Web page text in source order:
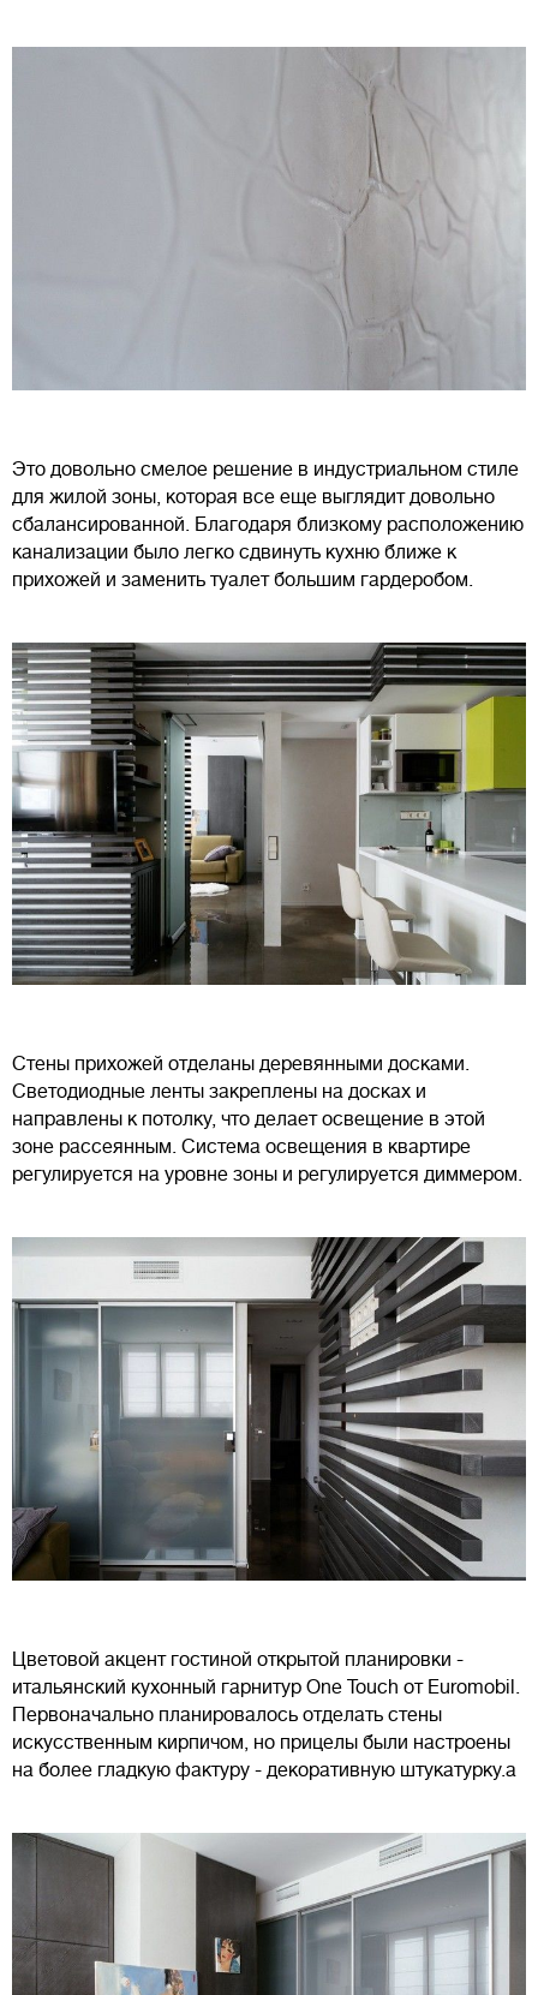
Это довольно смелое решение в индустриальном стиле
для жилой зоны, которая все еще выглядит довольно
сбалансированной. Благодаря близкому расположению
канализации было легко сдвинуть кухню ближе к
прихожей и заменить туалет большим гардеробом.
Стены прихожей отделаны деревянными досками.
Светодиодные ленты закреплены на досках и
направлены к потолку, что делает освещение в этой
зоне рассеянным. Система освещения в квартире
регулируется на уровне зоны и регулируется диммером.
Цветовой акцент гостиной открытой планировки -
итальянский кухонный гарнитур One Touch от Euromobil.
Первоначально планировалось отделать стены
искусственным кирпичом, но прицелы были настроены
на более гладкую фактуру - декоративную штукатурку.а